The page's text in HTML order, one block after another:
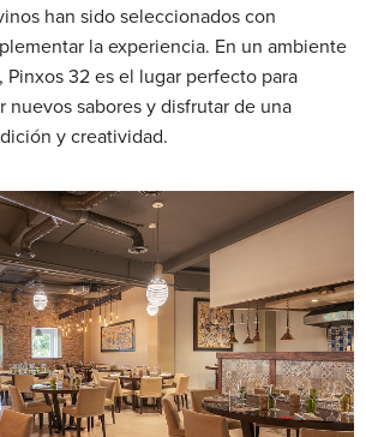
han sido seleccionados con
la experiencia. En un ambiente
Pinxos 32 es el lugar perfecto para
nuevos sabores y disfrutar de una
y creatividad.